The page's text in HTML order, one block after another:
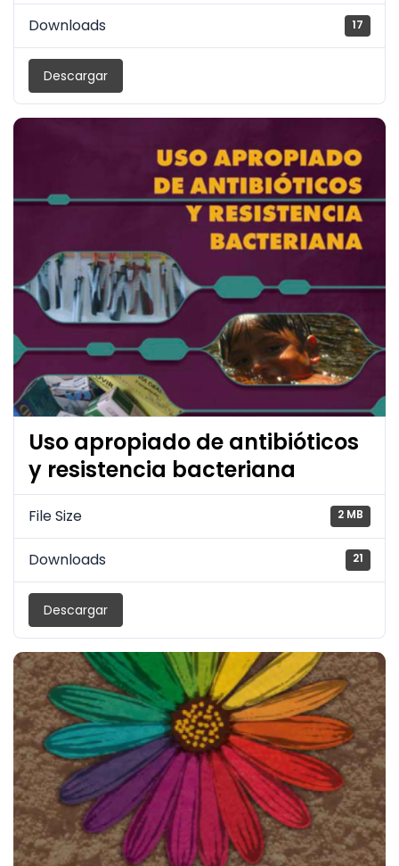
Downloads 17
Descargar
Uso apropiado de antibióticos
y resistencia bacteriana
File Size 2 MB
Downloads 21
Descargar